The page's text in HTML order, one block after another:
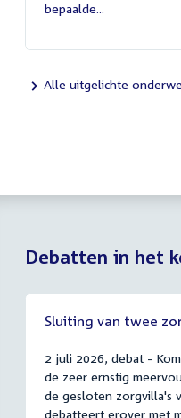
bepaalde...
Alle uitgelichte
Debatten in het
Sluiting van twee
2 juli 2026, debat -
de zeer ernstig
de gesloten zorgvilla's
debatteert erover met